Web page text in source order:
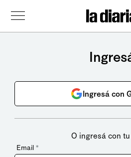
Ingresá con
O ingresá con
Email *